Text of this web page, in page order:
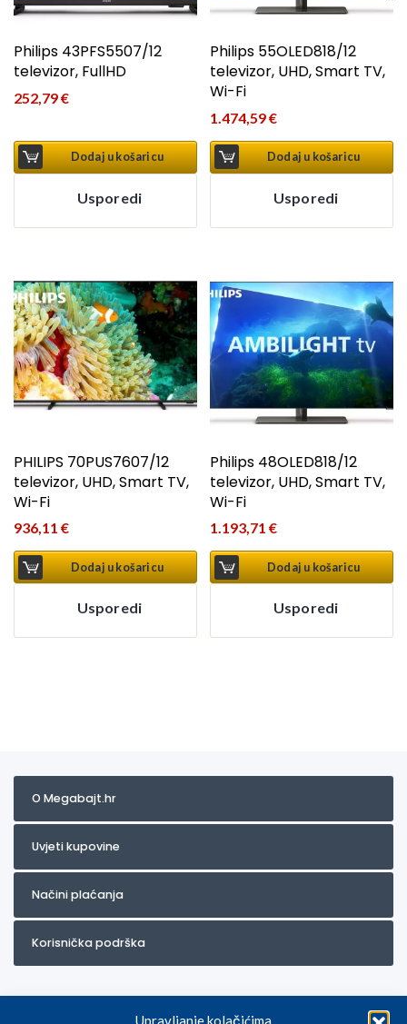
Upravljanje kolačićima
Philips 43PFS5507/12
televizor, FullHD
252,79€
Dodaj u košaricu
Usporedi
Philips 55OLED818/12
televizor, UHD, Smart TV,
Wi-Fi
1.474,59€
Dodaj u košaricu
Usporedi
PHILIPS 70PUS7607/12
televizor, UHD, Smart TV,
Wi-Fi
936,11 €
Dodaj u košaricu
Usporedi
Philips 48OLED818/12
televizor, UHD, Smart TV,
Wi-Fi
1.193,71€
Dodaj u košaricu
Usporedi
O Megabajt.hr
Uvjeti kupovine
Načini plaćanja
Korisnička podrška